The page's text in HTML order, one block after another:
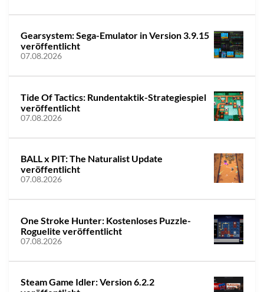
Gearsystem: Sega-Emulator in Version 3.9.15
veröffentlicht
07.08.2026
Tide Of Tactics: Rundentaktik-Strategiespiel
veröffentlicht
07.08.2026
BALL x PIT: The Naturalist Update
veröffentlicht
07.08.2026
One Stroke Hunter: Kostenloses Puzzle-
Roguelite veröffentlicht
07.08.2026
Steam Game Idler: Version 6.2.2